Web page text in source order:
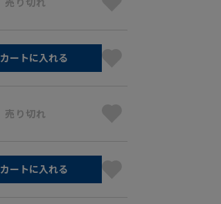
カートに入れる
売り切れ
カートに入れる